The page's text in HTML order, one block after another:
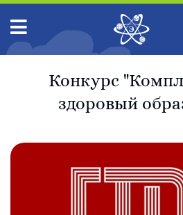
Конкурс
здоровый